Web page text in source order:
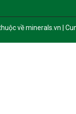
về minerals.vn |